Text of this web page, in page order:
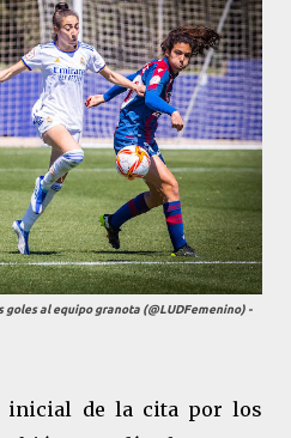
goles al equipo granota (@LUDFemenino) -
inicial de la cita por los